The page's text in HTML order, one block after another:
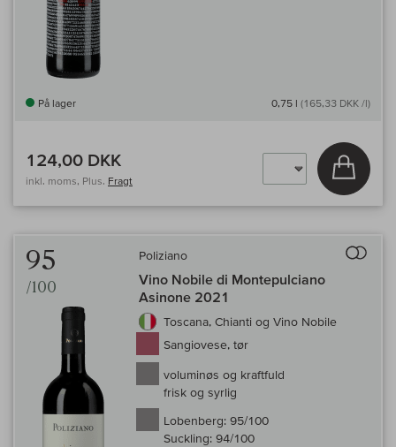
På lager 0,75 l (165,33 DKK /l)
124,00 DKK
inkl. moms, Plus. Fragt
Læg i
95
/100
Poliziano
Vino Nobile di Montepulciano
Asinone 2021
Toscana, Chianti og Vino Nobile
Sangiovese, tør
voluminøs og kraftfuld
frisk og syrlig
Lobenberg: 95/100
Suckling: 94/100